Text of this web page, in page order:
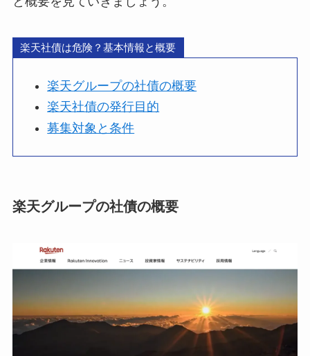
楽天社債は危険？基本情報と概要
楽天グループの社債の概要
楽天社債の発行目的
募集対象と条件
楽天グループの社債の概要